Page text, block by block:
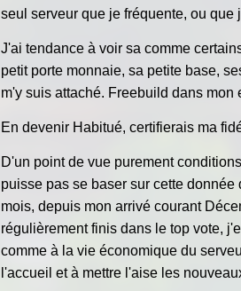
seul serveur que je fréquente, ou que
J'ai tendance à voir sa comme
petit porte monnaie, sa petite base,
m'y suis attaché. Freebuild dans mon
En devenir Habitué, certifierais ma
D'un point de vue purement
puisse pas se baser sur cette
mois, depuis mon arrivé courant
régulièrement finis dans le top vote,
comme à la vie économique du
l'accueil et à mettre l'aise les